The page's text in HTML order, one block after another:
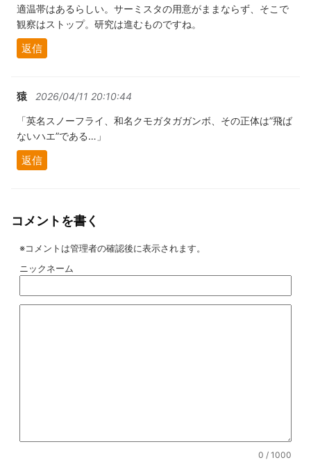
適温帯はあるらしい。サーミスタの用意がままならず、そこで
観察はストップ。研究は進むものですね。
返信
猿 2026/04/11 20:10:44
「英名スノーフライ、和名クモガタガガンボ、その正体は”飛ば
ないハエ”である…」
返信
コメントを書く
※コメントは管理者の確認後に表示されます。
ニックネーム
0 / 1000